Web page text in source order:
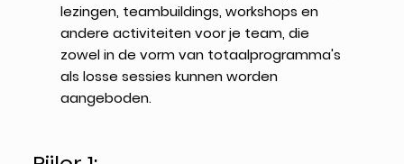
lezingen, teambuildings, workshops en
andere activiteiten voor je team, die
zowel in de vorm van totaalprogramma's
als losse sessies kunnen worden
aangeboden.